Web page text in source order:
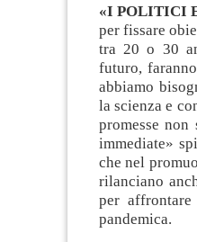
«I POLITICI
per fissare
tra 20 o 30
futuro,
abbiamo
la scienza e
promesse
immediate»
che nel
rilanciano
per
pandemica.